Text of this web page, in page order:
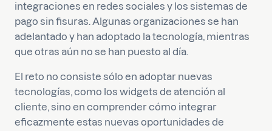
integraciones en redes sociales y los sistemas de
pago sin fisuras. Algunas organizaciones se han
adelantado y han adoptado la tecnología, mientras
que otras aún no se han puesto al día.
El reto no consiste sólo en adoptar nuevas
tecnologías, como los widgets de atención al
cliente, sino en comprender cómo integrar
eficazmente estas nuevas oportunidades de